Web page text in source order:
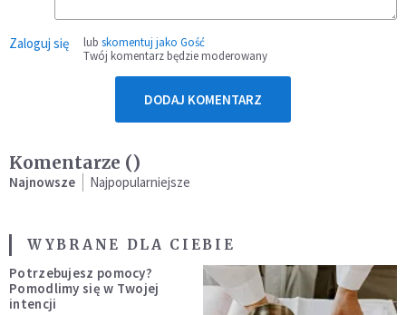
Zaloguj się lub skomentuj jako Gość
Twój komentarz będzie moderowany
DODAJ KOMENTARZ
Komentarze ()
Najnowsze Najpopularniejsze
WYBRANE DLA CIEBIE
Potrzebujesz pomocy?
Pomodlimy się w Twojej
intencji